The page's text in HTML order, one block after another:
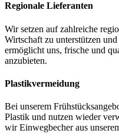
Regionale Lieferanten
Wir setzen auf zahlreiche
Wirtschaft zu unterstützen
ermöglicht uns, frische und
anzubieten.
Plastikvermeidung
Bei unserem
Plastik und nutzen wieder
wir Einwegbecher aus